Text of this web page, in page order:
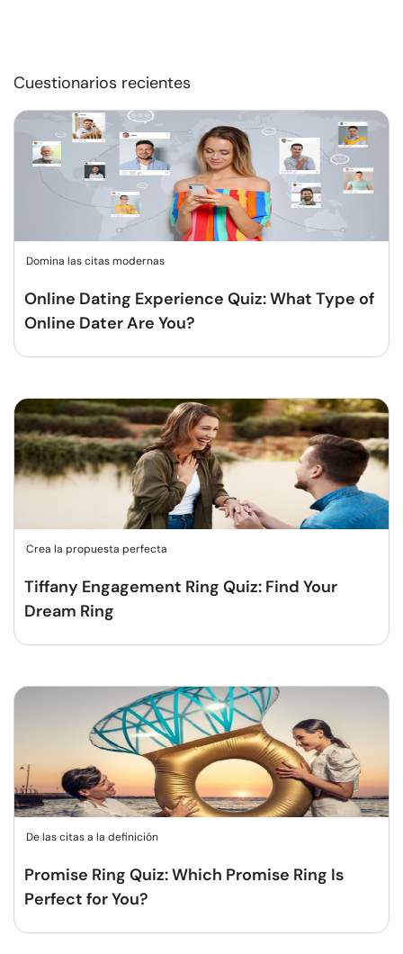
Cuestionarios recientes
Domina las citas modernas
Online Dating Experience Quiz: What Type of
Online Dater Are You?
Crea la propuesta perfecta
Tiffany Engagement Ring Quiz: Find Your
Dream Ring
De las citas a la definición
Promise Ring Quiz: Which Promise Ring Is
Perfect for You?